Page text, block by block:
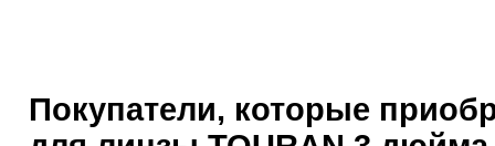
Покупатели, которые